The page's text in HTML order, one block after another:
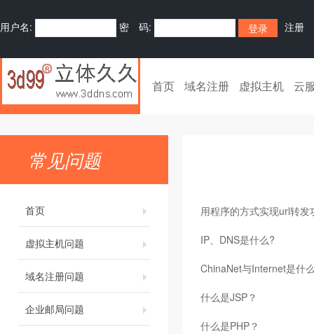
用户名: 密 码: 注册
首页 域名注册 虚拟主机 云
常见问题
首页
虚拟主机问题
域名注册问题
企业邮局问题
用程序的方式实现url转发
IP、DNS是什么?
ChinaNet与Internet是什
什么是JSP？
什么是PHP？